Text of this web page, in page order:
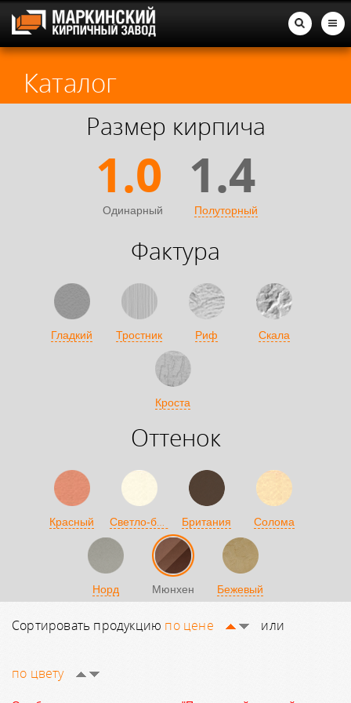
Каталог
Размер кирпича
1.0
Одинарный
1.4
Полуторный
Фактура
Гладкий Тростник Риф Скала
Кроста
Оттенок
Красный Светло-бежевый Британия Солома
Норд Мюнхен Бежевый
Сортировать продукцию по цене или
по цвету